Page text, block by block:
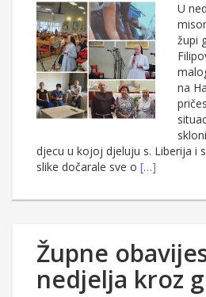
U
župi
na
djecu u kojoj djeluju s. Liberija i
slike dočarale sve o […]
Župne
nedjelja kroz